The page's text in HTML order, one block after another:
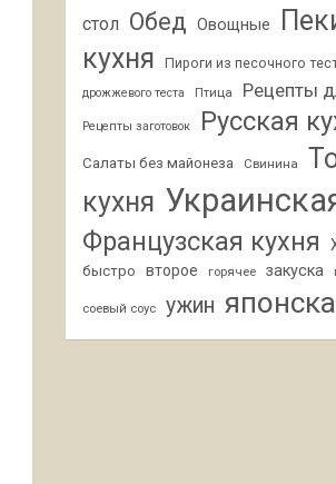
стол Обед Овощные
кухня
Пироги из песочного
дрожжевого теста
Птица Рецепты
Рецепты заготовок Русская
Салаты без майонеза Свинина
кухня
Французская кухня
быстро второе горячее закуска
соевый соус ужин